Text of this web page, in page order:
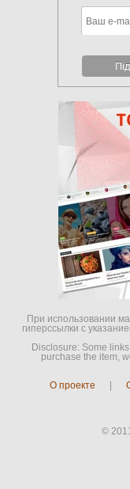
При использовании
гиперссылки c
Disclosure: Some
purchase the item,
О проекте
©